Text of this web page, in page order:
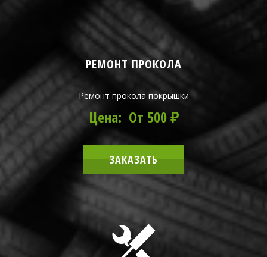
РЕМОНТ ПРОКОЛА
Ремонт прокола покрышки
Цена: От 500 ₽
ЗАКАЗАТЬ